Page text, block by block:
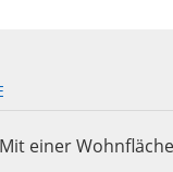
einer